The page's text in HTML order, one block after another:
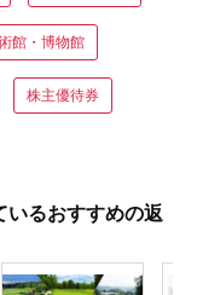
館・博物館
株主優待券
いるおすすめの返